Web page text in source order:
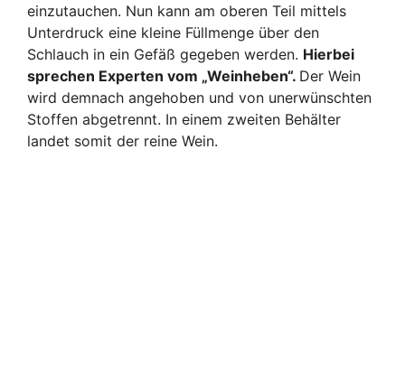
einzutauchen. Nun kann am oberen Teil mittels
Unterdruck eine kleine Füllmenge über den
Schlauch in ein Gefäß gegeben werden. Hierbei
sprechen Experten vom „Weinheben“. Der Wein
wird demnach angehoben und von unerwünschten
Stoffen abgetrennt. In einem zweiten Behälter
landet somit der reine Wein.